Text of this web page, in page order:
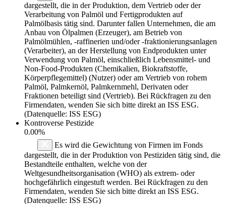
dargestellt, die in der Produktion, dem Vertrieb oder der
Verarbeitung von Palmöl und Fertigprodukten auf
Palmölbasis tätig sind. Darunter fallen Unternehmen, die am
Anbau von Ölpalmen (Erzeuger), am Betrieb von
Palmölmühlen, -raffinerien und/oder -fraktionierungsanlagen
(Verarbeiter), an der Herstellung von Endprodukten unter
Verwendung von Palmöl, einschließlich Lebensmittel- und
Non-Food-Produkten (Chemikalien, Biokraftstoffe,
Körperpflegemittel) (Nutzer) oder am Vertrieb von rohem
Palmöl, Palmkernöl, Palmkernmehl, Derivaten oder
Fraktionen beteiligt sind (Vertrieb). Bei Rückfragen zu den
Firmendaten, wenden Sie sich bitte direkt an ISS ESG.
(Datenquelle: ISS ESG)
Kontroverse Pestizide
0.00%
Es wird die Gewichtung von Firmen im Fonds
dargestellt, die in der Produktion von Pestiziden tätig sind, die
Bestandteile enthalten, welche von der
Weltgesundheitsorganisation (WHO) als extrem- oder
hochgefährlich eingestuft werden. Bei Rückfragen zu den
Firmendaten, wenden Sie sich bitte direkt an ISS ESG.
(Datenquelle: ISS ESG)